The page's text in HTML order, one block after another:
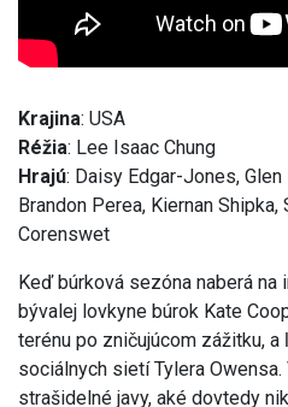
Krajina: USA
Réžia: Lee Isaac Chung
Hrajú: Daisy Edgar-Jones,
Brandon Perea, Kiernan Shipka,
Corenswet
Keď búrková sezóna naberá
bývalej lovkyne búrok Kate
terénu po zničujúcom zážitku,
sociálnych sietí Tylera
strašidelné javy, aké dovtedy